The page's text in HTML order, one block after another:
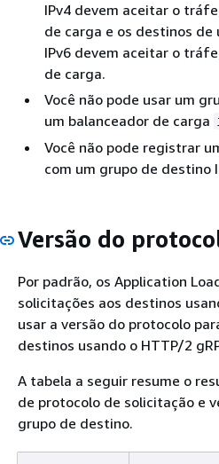
IPv4 devem aceitar o
de carga e os destinos
IPv6 devem aceitar o
de carga.
Você não pode usar um
um balanceador de carga
Você não pode registrar
com um grupo de destino
Versão do
Por padrão, os Application
solicitações aos destinos
usar a versão do protocolo
destinos usando o HTTP/2
A tabela a seguir resume o
de protocolo de solicitação e
grupo de destino.